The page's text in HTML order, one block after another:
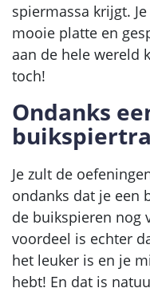
spiermassa krijgt.
mooie platte en
aan de hele wereld
toch!
Ondanks
Je zult de
ondanks dat je een
de buikspieren nog
voordeel is echter
het leuker is en je
hebt! En dat is